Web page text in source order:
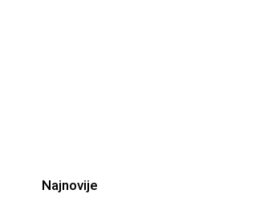
Najnovije